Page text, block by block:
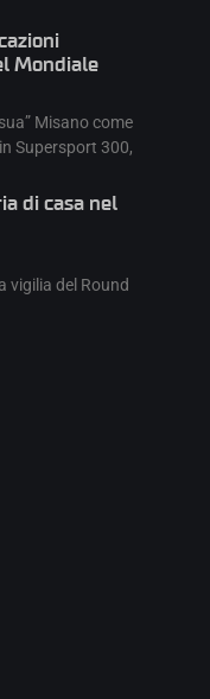
Mondiale
Misano come
Supersport 300,
di casa nel
vigilia del Round